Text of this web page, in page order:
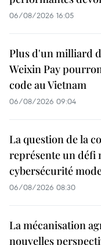
06/08/2026 16:05
Plus d'un milliard
Weixin Pay
code au Vietnam
06/08/2026 09:04
La question de la
représente un défi
cybersécurité
06/08/2026 08:30
La mécanisation
nouvelles